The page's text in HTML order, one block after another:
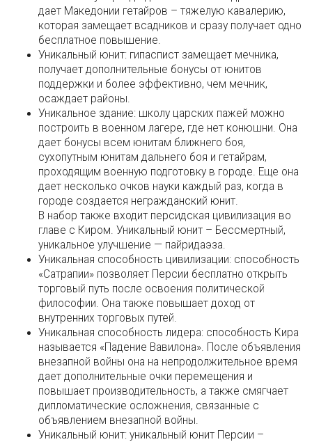
дает Македонии гетайров – тяжелую кавалерию,
которая замещает всадников и сразу получает одно
бесплатное повышение.
Уникальный юнит: гипаспист замещает мечника,
получает дополнительные бонусы от юнитов
поддержки и более эффективно, чем мечник,
осаждает районы.
Уникальное здание: школу царских пажей можно
построить в военном лагере, где нет конюшни. Она
дает бонусы всем юнитам ближнего боя,
сухопутным юнитам дальнего боя и гетайрам,
проходящим военную подготовку в городе. Еще она
дает несколько очков науки каждый раз, когда в
городе создается негражданский юнит.
В набор также входит персидская цивилизация во
главе с Киром. Уникальный юнит – Бессмертный,
уникальное улучшение — пайридаэза.
Уникальная способность цивилизации: способность
«Сатрапии» позволяет Персии бесплатно открыть
торговый путь после освоения политической
философии. Она также повышает доход от
внутренних торговых путей.
Уникальная способность лидера: способность Кира
называется «Падение Вавилона». После объявления
внезапной войны она на непродолжительное время
дает дополнительные очки перемещения и
повышает производительность, а также смягчает
дипломатические осложнения, связанные с
объявлением внезапной войны.
Уникальный юнит: уникальный юнит Персии –